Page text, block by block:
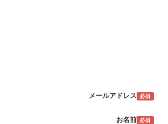
メールアドレス 必須
お名前 必須